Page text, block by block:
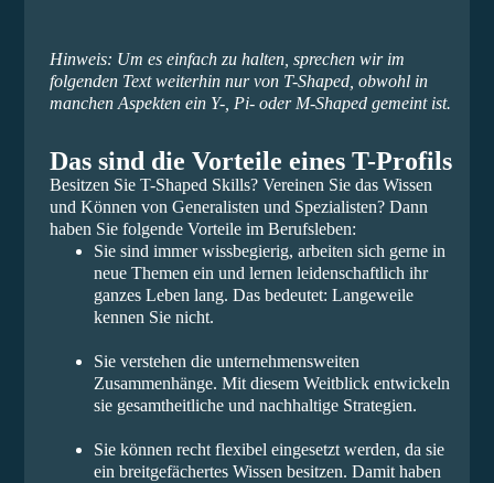
Hinweis: Um es einfach zu halten, sprechen wir im
folgenden Text weiterhin nur von T-Shaped, obwohl in
manchen Aspekten ein Y-, Pi- oder M-Shaped gemeint ist.
Das sind die Vorteile eines T-Profils
Besitzen Sie T-Shaped Skills? Vereinen Sie das Wissen
und Können von Generalisten und Spezialisten? Dann
haben Sie folgende Vorteile im Berufsleben:
Sie sind immer wissbegierig, arbeiten sich gerne in
neue Themen ein und lernen leidenschaftlich ihr
ganzes Leben lang. Das bedeutet: Langeweile
kennen Sie nicht.
Sie verstehen die unternehmensweiten
Zusammenhänge. Mit diesem Weitblick entwickeln
sie gesamtheitliche und nachhaltige Strategien.
Sie können recht flexibel eingesetzt werden, da sie
ein breitgefächertes Wissen besitzen. Damit haben